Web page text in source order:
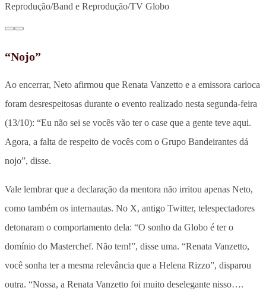
Reprodução/Band e Reprodução/TV Globo
“Nojo”
Ao encerrar, Neto afirmou que Renata Vanzetto e a emissora carioca
foram desrespeitosas durante o evento realizado nesta segunda-feira
(13/10): “Eu não sei se vocês vão ter o case que a gente teve aqui.
Agora, a falta de respeito de vocês com o Grupo Bandeirantes dá
nojo”, disse.
Vale lembrar que a declaração da mentora não irritou apenas Neto,
como também os internautas. No X, antigo Twitter, telespectadores
detonaram o comportamento dela: “O sonho da Globo é ter o
domínio do Masterchef. Não tem!”, disse uma. “Renata Vanzetto,
você sonha ter a mesma relevância que a Helena Rizzo”, disparou
outra. “Nossa, a Renata Vanzetto foi muito deselegante nisso….